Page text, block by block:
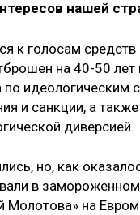
нашей
к голосам
на 40-50
по
и санкции, а
диверсией.
но, как
в замороженном
Молотова» на